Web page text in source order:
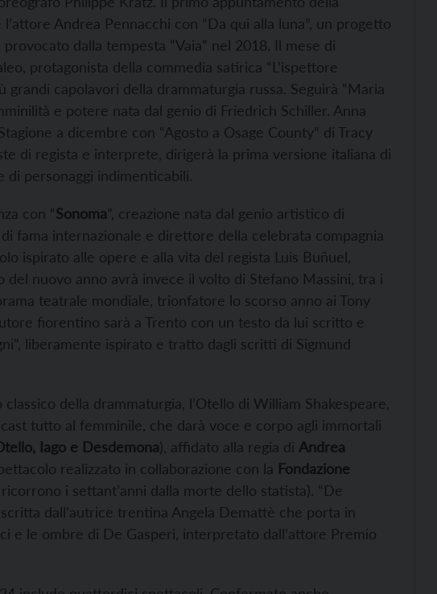
Andrea Pennacchi con “Da qui alla luna”, un progetto
dalla tempesta “Vaia” nel 2018. Il mese di
protagonista della commedia satirica “L’ispettore
grandi capolavori della drammaturgia russa. Seguirà “Maria
e potere nata dal genio di Friedrich Schiller. Anna
a dicembre con “Agosto a Osage County” di Tracy
di regista e interprete, dirigerà la prima versione italiana di
di personaggi indimenticabili.
con “Sonoma”, creazione nata dal genio artistico di
fama internazionale e direttore della celebrata compagnia
ispirato alle opere e alla vita del regista Luis Buñuel,
del nuovo anno avrà invece il volto di Stefano Massini, tra i
teatrale mondiale, trionfatore lo scorso anno ai Tony
fiorentino sarà a Trento con un testo da lui scritto e
liberamente ispirato e tratto dagli scritti di Sigmund
della drammaturgia, l’Otello di William Shakespeare,
tutto al femminile, che darà voce e corpo agli immortali
Iago e Desdemona), affidato alla regia di Andrea
realizzato in collaborazione con la Fondazione
i settant’anni dalla morte dello statista). “De
dall’autrice trentina Angela Demattè che porta in
e le ombre di De Gasperi, interpretato dall’attore Premio